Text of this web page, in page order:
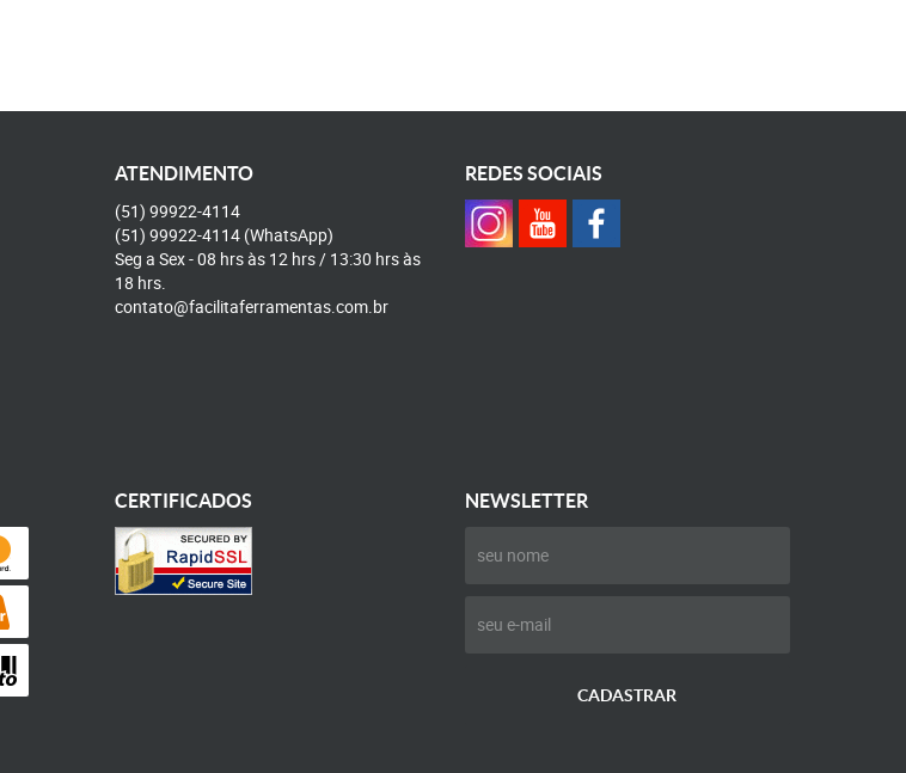
ATENDIMENTO
(51) 99922-4114
(51) 99922-4114 (WhatsApp)
Seg a Sex - 08 hrs às 12 hrs / 13:30 hrs às
18 hrs.
contato@facilitaferramentas.com.br
REDES SOCIAIS
CERTIFICADOS NEWSLETTER
CADASTRAR